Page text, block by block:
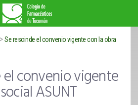
Se rescinde el convenio vigente con la obra
el convenio vigente
ASUNT